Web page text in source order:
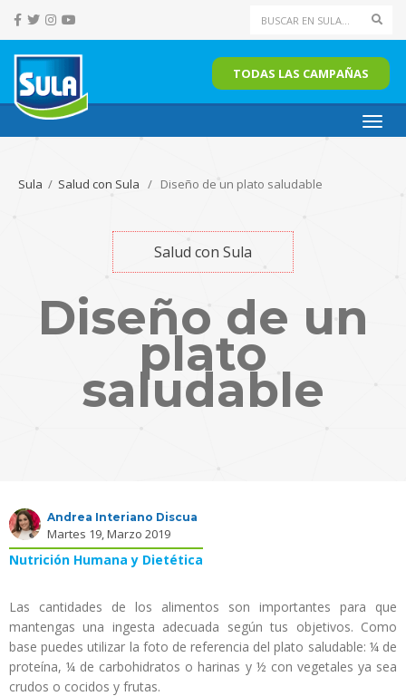
TODAS LAS CAMPAÑAS
Sula / Salud con Sula / Diseño de un plato saludable
Salud con Sula
Diseño de un
plato
saludable
Andrea Interiano Discua
Martes 19, Marzo 2019
Nutrición Humana y Dietética
Las cantidades de los alimentos son importantes para que
mantengas una ingesta adecuada según tus objetivos. Como
base puedes utilizar la foto de referencia del plato saludable: ¼ de
proteína, ¼ de carbohidratos o harinas y ½ con vegetales ya sea
crudos o cocidos y frutas.